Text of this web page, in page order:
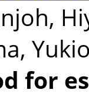
for